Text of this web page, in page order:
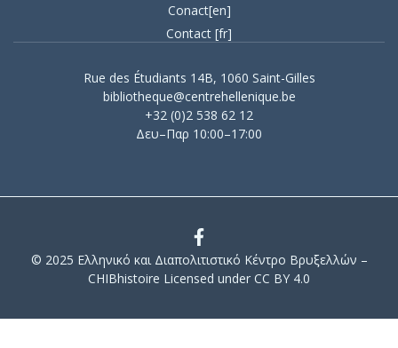
Conact[en]
Contact [fr]
Rue des Étudiants 14B, 1060 Saint-Gilles
bibliotheque@centrehellenique.be
+32 (0)2 538 62 12
Δευ–Παρ 10:00–17:00
© 2025 Ελληνικό και Διαπολιτιστικό Κέντρο Βρυξελλών –
CHIBhistoire Licensed under CC BY 4.0